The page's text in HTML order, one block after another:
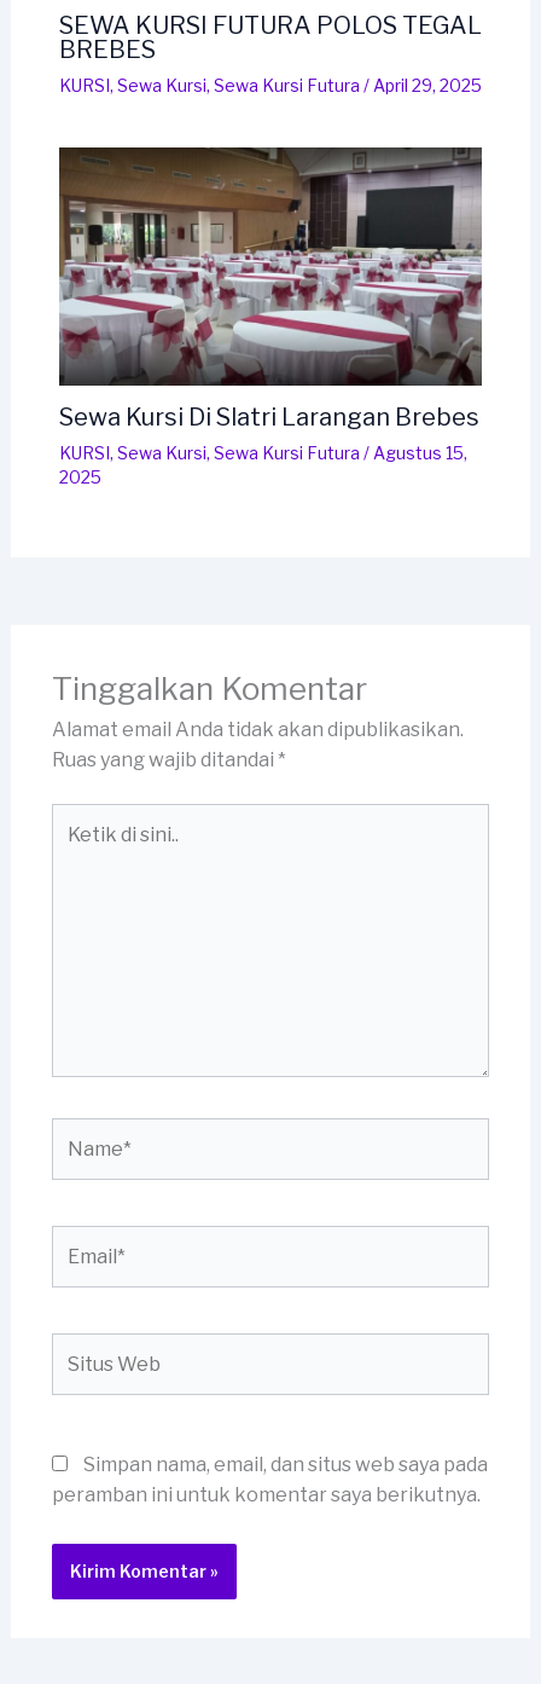
SEWA KURSI FUTURA POLOS TEGAL
BREBES
KURSI, Sewa Kursi, Sewa Kursi Futura / April 29, 2025
Sewa Kursi Di Slatri Larangan Brebes
KURSI, Sewa Kursi, Sewa Kursi Futura / Agustus 15,
2025
Tinggalkan Komentar
Alamat email Anda tidak akan dipublikasikan.
Ruas yang wajib ditandai *
Web
Simpan nama, email, dan situs web saya pada
peramban ini untuk komentar saya berikutnya.